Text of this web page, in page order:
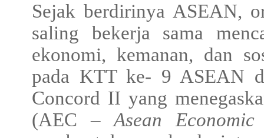
Sejak berdirinya ASEAN,
saling bekerja sama
ekonomi, kemanan, dan
pada KTT ke- 9 ASEAN
Concord II yang
(AEC –Asean Economic